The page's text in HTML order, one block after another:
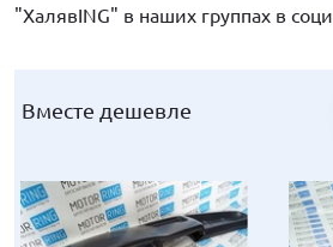
"ХалявING" в наших группах в
Вместе дешевле
Вместе дешевле
Вместе дешевле